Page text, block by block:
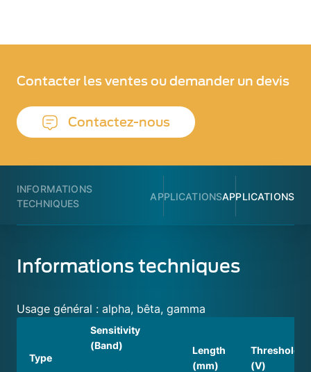
Contacter les ventes ou demander un devis
Contactez-nous
INFORMATIONS
TECHNIQUES
APPLICATIONSAPPLICATIONS
Informations techniques
Usage général : alpha, bêta, gamma
Type
Sensitivity
(Band)
Length
(mm)
Threshold
(V)